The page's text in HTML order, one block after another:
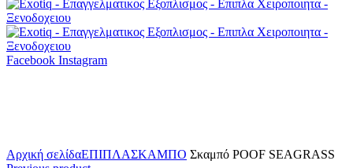
Facebook Instagram
Αρχική σελίδαΕΠΙΠΛΑΣΚΑΜΠΟ Σκαμπό POOF SEAGRASS